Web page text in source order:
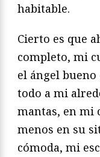
habitable.
Cierto es que
completo, mi
el ángel
todo a mi
mantas, en mi
menos en su
cómoda, mi